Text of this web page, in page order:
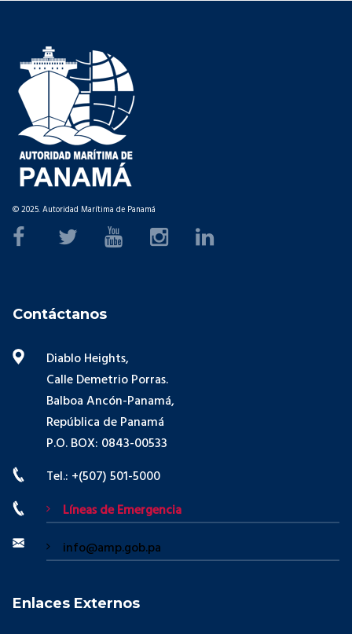
© 2025. Autoridad Marítima de Panamá
Contáctanos
Diablo Heights,
Calle Demetrio Porras.
Balboa Ancón-Panamá,
República de Panamá
P.O. BOX: 0843-00533
Tel.: +(507) 501-5000
Líneas de Emergencia
info@amp.gob.pa
Enlaces Externos